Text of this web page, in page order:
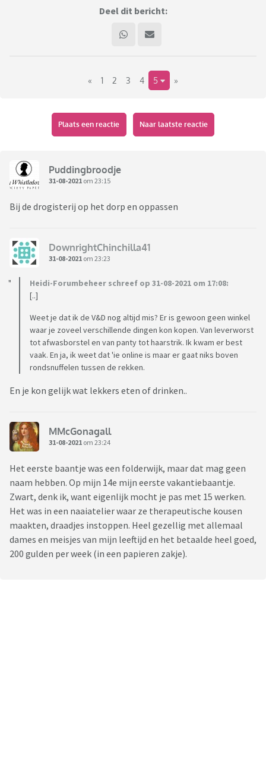
Deel dit bericht:
« 1 2 3 4 5 »
Plaats een reactie Naar laatste reactie
Puddingbroodje
31-08-2021 om 23:15
Bij de drogisterij op het dorp en oppassen
DownrightChinchilla41
31-08-2021 om 23:23
Heidi-Forumbeheer schreef op 31-08-2021 om 17:08:
[..]
Weet je dat ik de V&D nog altijd mis? Er is gewoon geen winkel
waar je zoveel verschillende dingen kon kopen. Van leverworst
tot afwasborstel en van panty tot haarstrik. Ik kwam er best
vaak. En ja, ik weet dat 'ie online is maar er gaat niks boven
rondsnuffelen tussen de rekken.
En je kon gelijk wat lekkers eten of drinken..
MMcGonagall
31-08-2021 om 23:24
Het eerste baantje was een folderwijk, maar dat mag geen
naam hebben. Op mijn 14e mijn eerste vakantiebaantje.
Zwart, denk ik, want eigenlijk mocht je pas met 15 werken.
Het was in een naaiatelier waar ze therapeutische kousen
maakten, draadjes instoppen. Heel gezellig met allemaal
dames en meisjes van mijn leeftijd en het betaalde heel goed,
200 gulden per week (in een papieren zakje).